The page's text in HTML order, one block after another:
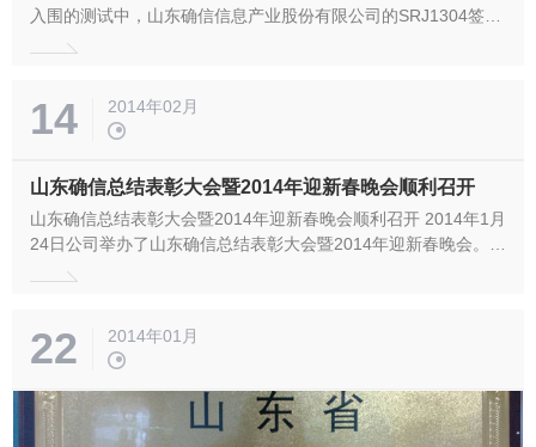
入围的测试中，山东确信信息产业股份有限公司的SRJ1304签名
验证服务器及签名验证+时间戳服务器二合一产品测试过关，成
目，此项目...
14 2014年02月
山东确信总结表彰大会暨2014年迎新春晚会顺利召开
山东确信总结表彰大会暨2014年迎新春晚会顺利召开 2014年1月
24日公司举办了山东确信总结表彰大会暨2014年迎新春晚会。下
午4点，2013年度总结表彰大会隆重召开，公司全体员工参加了
年...
22 2014年01月